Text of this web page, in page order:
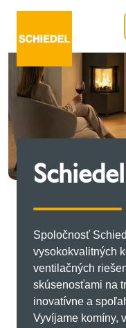
Schiedel
Spoločnosť
vysokokvalitných
ventilačných
skúsenosťami na
inovatívne a
Vyvíjame komíny,